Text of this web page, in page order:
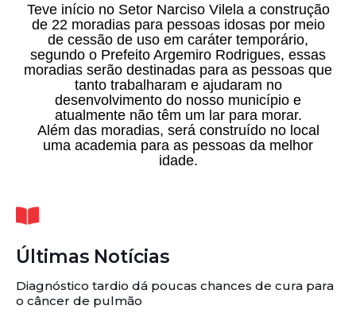
Teve início no Setor Narciso Vilela a construção
de 22 moradias para pessoas idosas por meio
de cessão de uso em caráter temporário,
segundo o Prefeito Argemiro Rodrigues, essas
moradias serão destinadas para as pessoas que
tanto trabalharam e ajudaram no
desenvolvimento do nosso município e
atualmente não têm um lar para morar.
Além das moradias, será construído no local
uma academia para as pessoas da melhor
idade.
Últimas Notícias
Diagnóstico tardio dá poucas chances de cura para
o câncer de pulmão